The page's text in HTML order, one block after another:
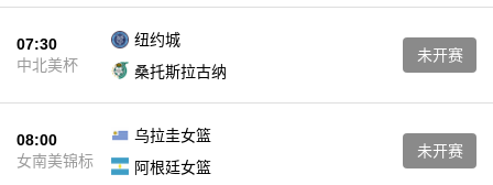
07:30
中北美杯
纽约城
桑托斯拉古纳
未开赛
08:00
女南美锦标
乌拉圭女篮
阿根廷女篮
未开赛